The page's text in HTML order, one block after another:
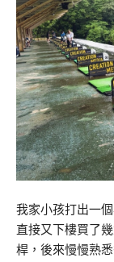
我家小孩打出一
直接又下樓買了
桿，後來慢慢熟